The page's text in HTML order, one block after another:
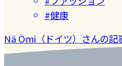
#健康
Nä Ömi（ドイツ）さんの記